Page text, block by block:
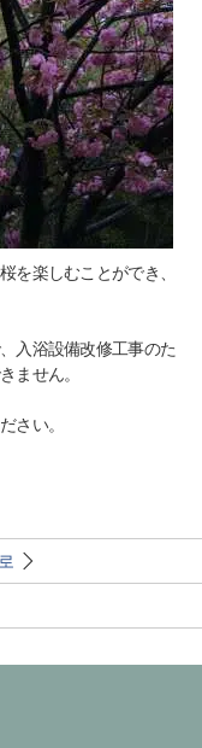
を楽しむことができ、
入浴設備改修工事のた
ません。
さい。